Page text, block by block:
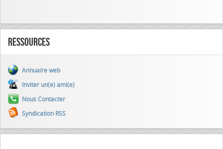
Ressources
Annuaire web
Inviter un(e) ami(e)
Nous Contacter
Syndication RSS